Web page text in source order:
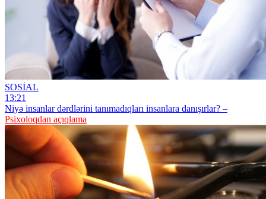
SOSİAL
13:21
Niyə insanlar dərdlərini tanımadıqları insanlara danışırlar? –
Psixoloqdan açıqlama